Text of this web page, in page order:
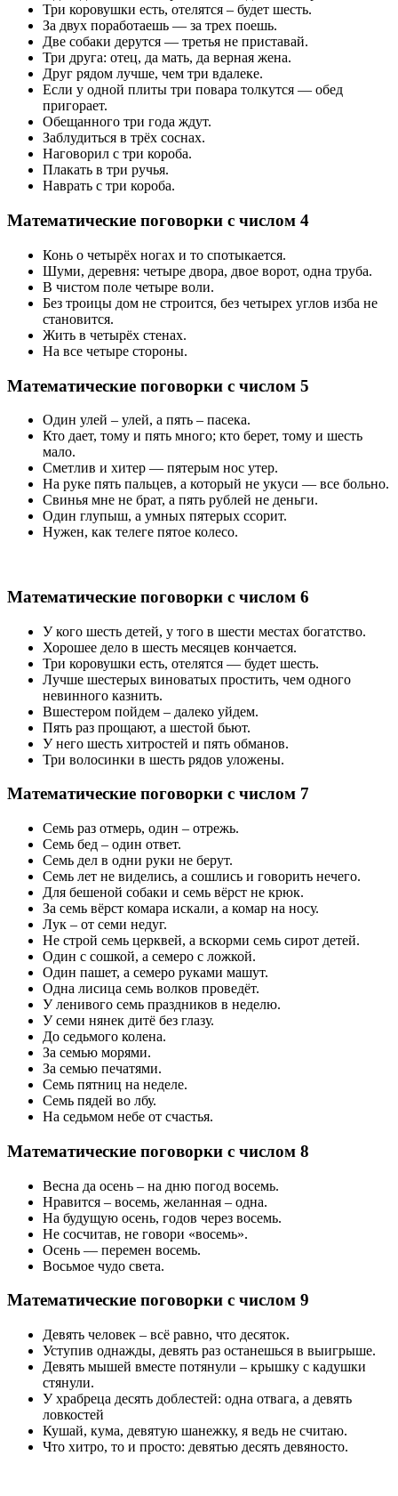
Три коровушки есть, отелятся – будет шесть.
За двух поработаешь — за трех поешь.
Две собаки дерутся — третья не приставай.
Три друга: отец, да мать, да верная жена.
Друг рядом лучше, чем три вдалеке.
Если у одной плиты три повара толкутся — обед
пригорает.
Обещанного три года ждут.
Заблудиться в трёх соснах.
Наговорил с три короба.
Плакать в три ручья.
Наврать с три короба.
Математические поговорки с числом 4
Конь о четырёх ногах и то спотыкается.
Шуми, деревня: четыре двора, двое ворот, одна труба.
В чистом поле четыре воли.
Без троицы дом не строится, без четырех углов изба не
становится.
Жить в четырёх стенах.
На все четыре стороны.
Математические поговорки с числом 5
Один улей – улей, а пять – пасека.
Кто дает, тому и пять много; кто берет, тому и шесть
мало.
Сметлив и хитер — пятерым нос утер.
На руке пять пальцев, а который не укуси — все больно.
Свинья мне не брат, а пять рублей не деньги.
Один глупыш, а умных пятерых ссорит.
Нужен, как телеге пятое колесо.
Математические поговорки с числом 6
У кого шесть детей, у того в шести местах богатство.
Хорошее дело в шесть месяцев кончается.
Три коровушки есть, отелятся — будет шесть.
Лучше шестерых виноватых простить, чем одного
невинного казнить.
Вшестером пойдем – далеко уйдем.
Пять раз прощают, а шестой бьют.
У него шесть хитростей и пять обманов.
Три волосинки в шесть рядов уложены.
Математические поговорки с числом 7
Семь раз отмерь, один – отрежь.
Семь бед – один ответ.
Семь дел в одни руки не берут.
Семь лет не виделись, а сошлись и говорить нечего.
Для бешеной собаки и семь вёрст не крюк.
За семь вёрст комара искали, а комар на носу.
Лук – от семи недуг.
Не строй семь церквей, а вскорми семь сирот детей.
Один с сошкой, а семеро с ложкой.
Один пашет, а семеро руками машут.
Одна лисица семь волков проведёт.
У ленивого семь праздников в неделю.
У семи нянек дитё без глазу.
До седьмого колена.
За семью морями.
За семью печатями.
Семь пятниц на неделе.
Семь пядей во лбу.
На седьмом небе от счастья.
Математические поговорки с числом 8
Весна да осень – на дню погод восемь.
Нравится – восемь, желанная – одна.
На будущую осень, годов через восемь.
Не сосчитав, не говори «восемь».
Осень — перемен восемь.
Восьмое чудо света.
Математические поговорки с числом 9
Девять человек – всё равно, что десяток.
Уступив однажды, девять раз останешься в выигрыше.
Девять мышей вместе потянули – крышку с кадушки
стянули.
У храбреца десять доблестей: одна отвага, а девять
ловкостей
Кушай, кума, девятую шанежку, я ведь не считаю.
Что хитро, то и просто: девятью десять девяносто.